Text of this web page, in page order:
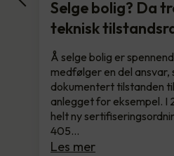
Selge bolig? Da
teknisk
Å selge bolig er
medfølger en del ansvar,
dokumentert tilstanden
anlegget for eksempel. I
helt ny
405…
Les mer